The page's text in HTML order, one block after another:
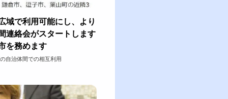
域で利用可能にし、より
連絡会がスタートします
を務めます
自治体間での相互利用